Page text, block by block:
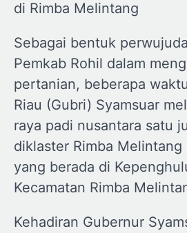
di Rimba Melintang
Sebagai bentuk
Pemkab Rohil dalam
pertanian, beberapa
Riau (Gubri) Syamsuar
raya padi nusantara satu
diklaster Rimba Melintang
yang berada di
Kecamatan Rimba
Kehadiran Gubernur